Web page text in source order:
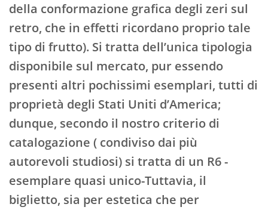
della conformazione grafica degli zeri sul
retro, che in effetti ricordano proprio tale
tipo di frutto). Si tratta dell’unica tipologia
disponibile sul mercato, pur essendo
presenti altri pochissimi esemplari, tutti di
proprietà degli Stati Uniti d’America;
dunque, secondo il nostro criterio di
catalogazione ( condiviso dai più
autorevoli studiosi) si tratta di un R6 -
esemplare quasi unico-Tuttavia, il
biglietto, sia per estetica che per